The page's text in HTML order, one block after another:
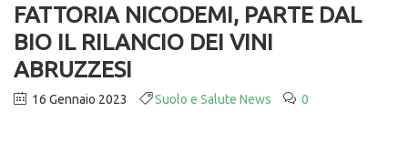
FATTORIA NICODEMI, PARTE DAL
BIO IL RILANCIO DEI VINI
ABRUZZESI
16 Gennaio 2023 Suolo e Salute News 0